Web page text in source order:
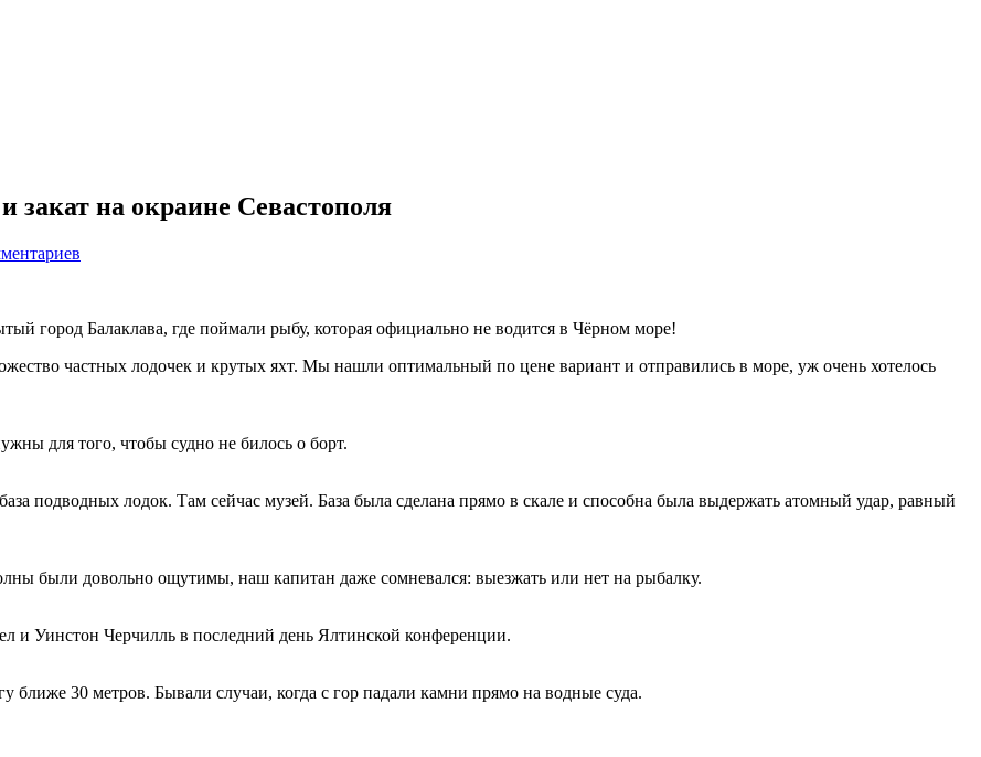
на окраине Севастополя
город Балаклава, где поймали рыбу, которая официально не водится в Чёрном море!
частных лодочек и крутых яхт. Мы нашли оптимальный по цене вариант и отправились в море, уж очень хотелось
для того, чтобы судно не билось о борт.
подводных лодок. Там сейчас музей. База была сделана прямо в скале и способна была выдержать атомный удар, равный
были довольно ощутимы, наш капитан даже сомневался: выезжать или нет на рыбалку.
и Уинстон Черчилль в последний день Ялтинской конференции.
ближе 30 метров. Бывали случаи, когда с гор падали камни прямо на водные суда.